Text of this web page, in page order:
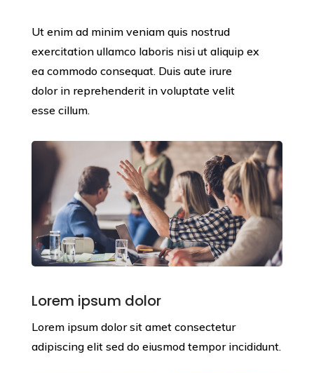
Ut enim ad minim veniam quis nostrud
exercitation ullamco laboris nisi ut aliquip ex
ea commodo consequat. Duis aute irure
dolor in reprehenderit in voluptate velit
esse cillum.
Lorem ipsum dolor
Lorem ipsum dolor sit amet consectetur
adipiscing elit sed do eiusmod tempor incididunt.